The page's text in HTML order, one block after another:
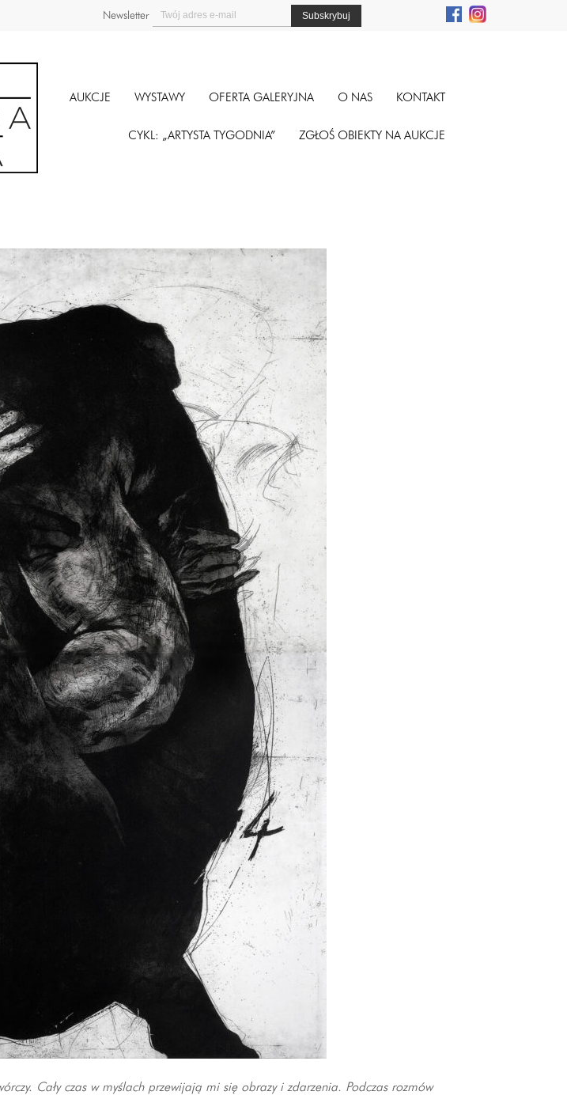
Newsletter
AUKCJE WYSTAWY OFERTA GALERYJNA O NAS KONTAKT
CYKL: „ARTYSTA TYGODNIA” ZGŁOŚ OBIEKTY NA AUKCJE
czas w myślach przewijają mi się obrazy i zdarzenia. Podczas rozmów